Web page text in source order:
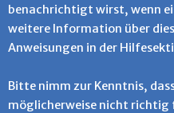
benachrichtigt wirst, wenn
weitere Information über
Anweisungen in der
Bitte nimm zur Kenntnis,
möglicherweise nicht richtig